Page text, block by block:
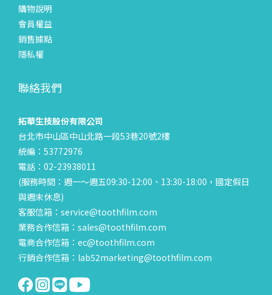
購物說明
會員權益
銷售據點
隱私權
聯絡我們
拓華生技股份有限公司
台北市中山區中山北路一段53巷20號2樓
統編：53772976
電話：02-23938011
(服務時間：週一～週五09:30-12:00、13:30-18:00，國定假日
與週末休息)
客服信箱：service@toothfilm.com
業務合作信箱：sales@toothfilm.com
電商合作信箱：ec@toothfilm.com
行銷合作信箱：lab52marketing@toothfilm.com